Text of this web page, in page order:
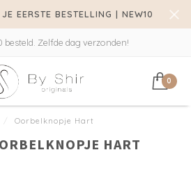
EERSTE BESTELLING | NEW10
besteld. Zelfde dag verzonden!
0
/ Oorbelknopje Hart
HART